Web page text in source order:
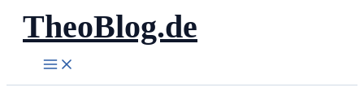
Zum
Inhalt
springen
TheoBlog.de